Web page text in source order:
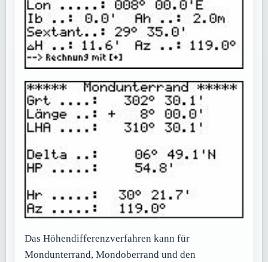
Das Höhendifferenzverfahren kann für
Mondunterrand, Mondoberrand und den